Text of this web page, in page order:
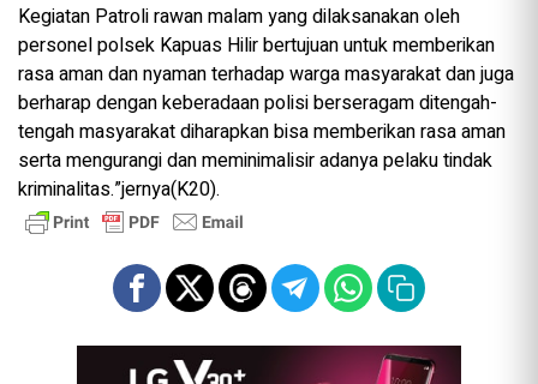
Kegiatan Patroli rawan malam yang dilaksanakan oleh
personel polsek Kapuas Hilir bertujuan untuk memberikan
rasa aman dan nyaman terhadap warga masyarakat dan juga
berharap dengan keberadaan polisi berseragam ditengah-
tengah masyarakat diharapkan bisa memberikan rasa aman
serta mengurangi dan meminimalisir adanya pelaku tindak
kriminalitas.”jernya(K20).